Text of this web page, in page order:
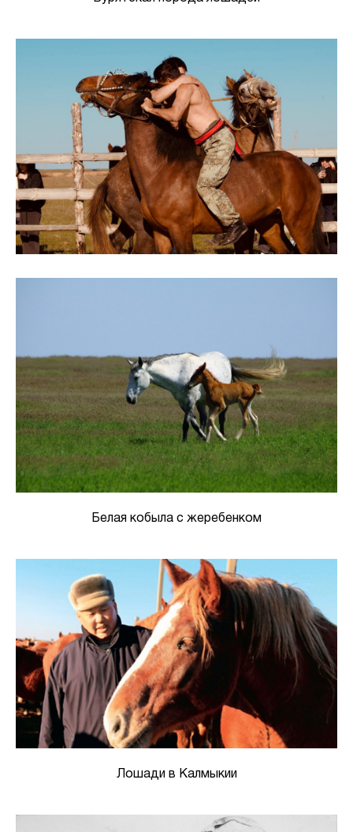
Белая кобыла с жеребенком
Лошади в Калмыкии